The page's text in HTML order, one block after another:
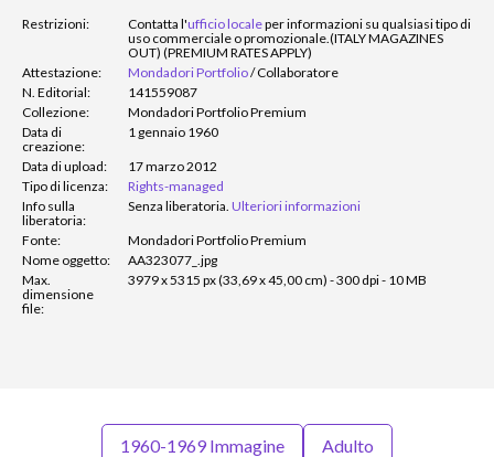
Restrizioni: Contatta l'ufficio localeper informazioni su qualsiasi tipo di
uso commerciale o promozionale. (ITALY MAGAZINES
OUT) (PREMIUM RATES APPLY)
Attestazione:
Mondadori Portfolio/Collaboratore
N. Editorial:
141559087
Collezione:
Mondadori Portfolio Premium
Data di
creazione:
1 gennaio 1960
Data di upload:
17 marzo 2012
Tipo di licenza:
Rights-managed
Info sulla
liberatoria:
Senza liberatoria. Ulteriori informazioni
Fonte:
Mondadori Portfolio Premium
Nome oggetto:
AA323077_.jpg
Max.
dimensione
file:
3979 x 5315 px (33,69 x 45,00 cm) - 300 dpi - 10 MB
1960-1969 Immagine Adulto